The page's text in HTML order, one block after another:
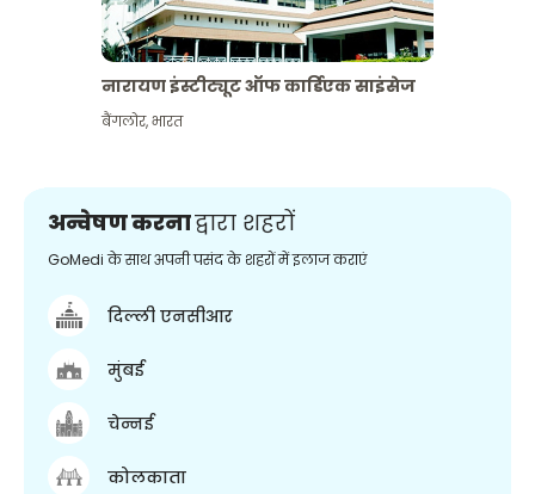
नारायण इंस्टीट्यूट ऑफ कार्डिएक साइंसेज
बैंगलोर,भारत
अन्वेषण करनाद्वारा शहरों
GoMedi के साथ अपनी पसंद के शहरों में इलाज कराएं
दिल्ली एनसीआर
मुंबई
चेन्नई
कोलकाता